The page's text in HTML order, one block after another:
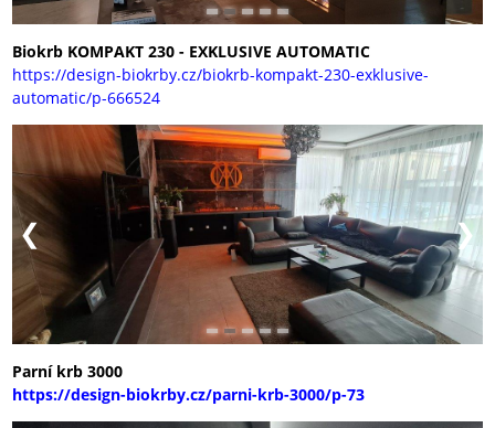
Biokrb KOMPAKT 230 - EXKLUSIVE AUTOMATIC
https://design-biokrby.cz/biokrb-kompakt-230-exklusive-
automatic/p-666524
Parní krb 3000
https://design-biokrby.cz/parni-krb-3000/p-73